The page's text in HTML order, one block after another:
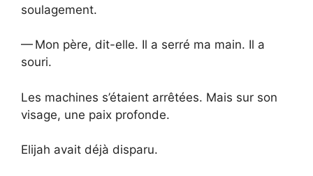
soulagement.
— Mon père, dit-elle. Il a serré ma main. Il a
souri.
Les machines s’étaient arrêtées. Mais sur son
visage, une paix profonde.
Elijah avait déjà disparu.